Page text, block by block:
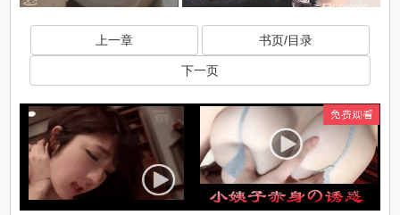
上一章 书页/目录
下一页